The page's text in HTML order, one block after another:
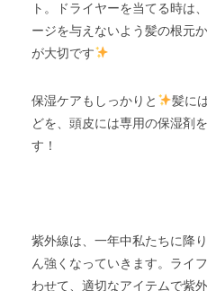
ト。ドライヤーを当てる時は
ージを与えないよう髪の根元
が大切です
保湿ケアもしっかりと
髪に
どを、頭皮には専用の保湿剤
す！
紫外線は、一年中私たちに降
ん強くなっていきます。ライ
わせて、適切なアイテムで紫